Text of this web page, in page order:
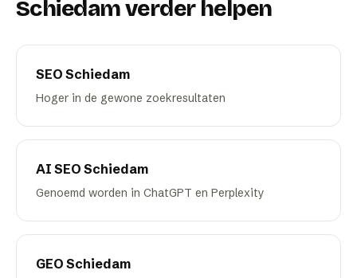
Schiedamverder helpen
SEO Schiedam
Hoger in de gewone zoekresultaten
AI SEO Schiedam
Genoemd worden in ChatGPT en Perplexity
GEO Schiedam